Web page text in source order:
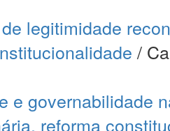
legitimidade
/
e governabilidade
reforma